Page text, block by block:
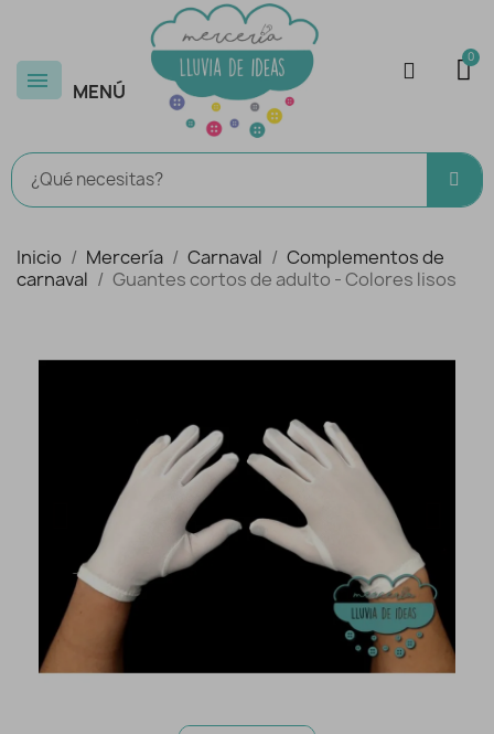
MENÚ
Inicio Mercería Carnaval
Complementos de
carnaval
Guantes cortos de adulto - Colores lisos